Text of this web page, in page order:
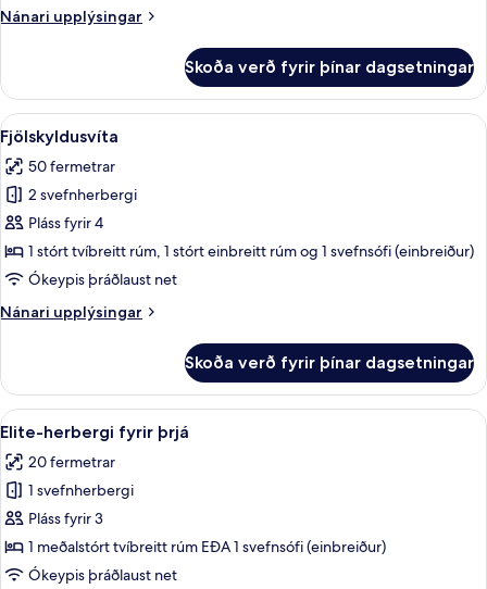
rúmi
Nánari upplýsingar
Nánari
herbergi
með
tvíbreiðu
rúmi
Skoða verð fyrir þínar dagsetningar
Skoða
allar
myndir
fyrir
Fjölskyldusvíta
Fjölskyldusvíta | Rúmföt úr
10
Fjölskyldusvíta
50 fermetrar
2 svefnherbergi
Pláss fyrir 4
1 stórt tvíbreitt rúm, 1 stórt einbreitt rúm og 1 svefnsófi (einbreiður)
Ókeypis þráðlaust net
Nánari upplýsingar
Nánari
Skoða verð fyrir þínar dagsetningar
Skoða
allar
myndir
fyrir
Elite-
herbergi
fyrir
Elite-herbergi fyrir þrjá | Rúmföt úr
10
Elite-herbergi fyrir þrjá
20 fermetrar
1 svefnherbergi
Pláss fyrir 3
1 meðalstórt tvíbreitt rúm EÐA 1 svefnsófi (einbreiður)
Ókeypis þráðlaust net